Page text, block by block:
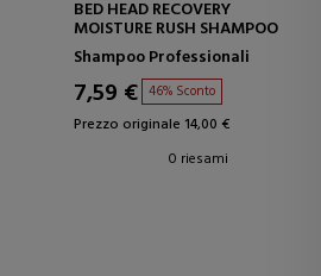
BED HEAD RECOVERY
MOISTURE RUSH SHAMPOO
Shampoo Professionali
7,59 € 46% Sconto
Prezzo originale 14,00 €
0 riesami